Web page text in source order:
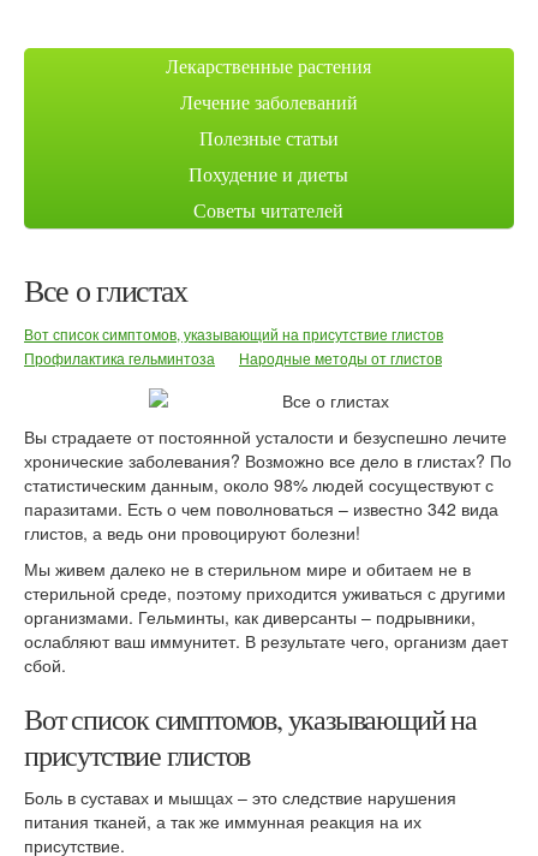
Лекарственные растения
Лечение заболеваний
Полезные статьи
Похудение и диеты
Советы читателей
Все о глистах
Вот список симптомов, указывающий на присутствие глистов
Профилактика гельминтоза
Народные методы от глистов
Вы страдаете от постоянной усталости и безуспешно лечите
хронические заболевания? Возможно все дело в глистах? По
статистическим данным, около 98% людей сосуществуют с
паразитами. Есть о чем поволноваться – известно 342 вида
глистов, а ведь они провоцируют болезни!
Мы живем далеко не в стерильном мире и обитаем не в
стерильной среде, поэтому приходится уживаться с другими
организмами. Гельминты, как диверсанты – подрывники,
ослабляют ваш иммунитет. В результате чего, организм дает
сбой.
Вот список симптомов, указывающий на
присутствие глистов
Боль в суставах и мышцах – это следствие нарушения
питания тканей, а так же иммунная реакция на их
присутствие.